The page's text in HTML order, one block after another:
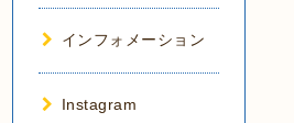
インフォメーション
Instagram